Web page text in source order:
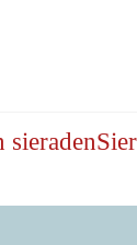
sieraden